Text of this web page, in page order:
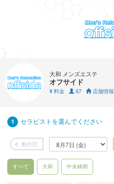
大和 メンズエステ
オフサイド
¥ 料金 67 店舗情報
1 セラピストを選んでください
前の日
すべて 大和 中央林間